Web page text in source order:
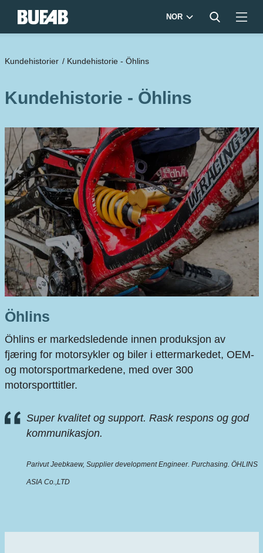
NOR
Kundehistorier / Kundehistorie - Öhlins
Kundehistorie - Öhlins
Öhlins
Öhlins er markedsledende innen produksjon av
fjæring for motorsykler og biler i ettermarkedet, OEM-
og motorsportmarkedene, med over 300
motorsporttitler.
Super kvalitet og support. Rask respons og god
kommunikasjon.
Parivut Jeebkaew, Supplier development Engineer. Purchasing. ÖHLINS
ASIA Co.,LTD